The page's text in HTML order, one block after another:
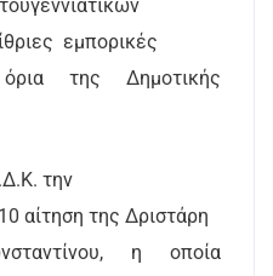
εμπορικές
της Δημοτικής
την
αίτηση της Δριστάρη
η οποία